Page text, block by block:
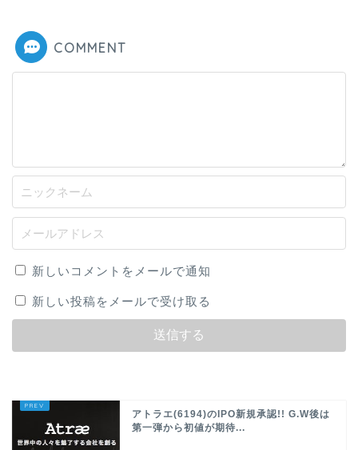
COMMENT
新しいコメントをメールで通知
新しい投稿をメールで受け取る
アトラエ(6194)のIPO新規承認!! G.W後は
第一弾から初値が期待...